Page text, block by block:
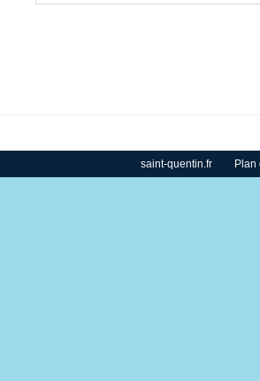
saint-quentin.fr Plan